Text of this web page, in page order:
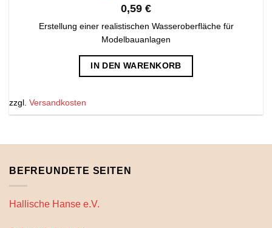
0,59 €
Erstellung einer realistischen Wasseroberfläche für
Modelbauanlagen
IN DEN WARENKORB
zzgl. Versandkosten
BEFREUNDETE SEITEN
Hallische Hanse e.V.